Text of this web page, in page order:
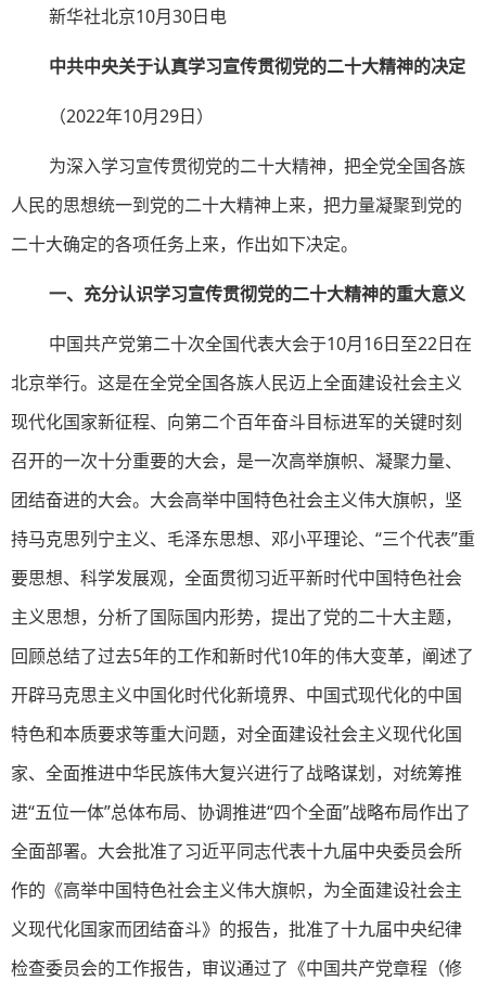
新华社北京10月30日电
中共中央关于认真学习宣传贯彻党的二十大精神的决定
（2022年10月29日）
为深入学习宣传贯彻党的二十大精神，把全党全国各族
人民的思想统一到党的二十大精神上来，把力量凝聚到党的
二十大确定的各项任务上来，作出如下决定。
一、充分认识学习宣传贯彻党的二十大精神的重大意义
中国共产党第二十次全国代表大会于10月16日至22日在
北京举行。这是在全党全国各族人民迈上全面建设社会主义
现代化国家新征程、向第二个百年奋斗目标进军的关键时刻
召开的一次十分重要的大会，是一次高举旗帜、凝聚力量、
团结奋进的大会。大会高举中国特色社会主义伟大旗帜，坚
持马克思列宁主义、毛泽东思想、邓小平理论、“三个代表”重
要思想、科学发展观，全面贯彻习近平新时代中国特色社会
主义思想，分析了国际国内形势，提出了党的二十大主题，
回顾总结了过去5年的工作和新时代10年的伟大变革，阐述了
开辟马克思主义中国化时代化新境界、中国式现代化的中国
特色和本质要求等重大问题，对全面建设社会主义现代化国
家、全面推进中华民族伟大复兴进行了战略谋划，对统筹推
进“五位一体”总体布局、协调推进“四个全面”战略布局作出了
全面部署。大会批准了习近平同志代表十九届中央委员会所
作的《高举中国特色社会主义伟大旗帜，为全面建设社会主
义现代化国家而团结奋斗》的报告，批准了十九届中央纪律
检查委员会的工作报告，审议通过了《中国共产党章程（修